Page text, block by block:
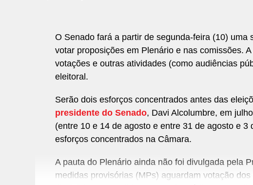
O Senado fará a partir de segunda-feira (10) uma
votar proposições em Plenário e nas comissões.
votações e outras atividades (como audiências
eleitoral.
Serão dois esforços concentrados antes das
presidente do Senado, Davi Alcolumbre, em
(entre 10 e 14 de agosto e entre 31 de agosto e
esforços concentrados na Câmara.
A pauta do Plenário ainda não foi divulgada pela
medidas provisórias (MPs) aguardam votação